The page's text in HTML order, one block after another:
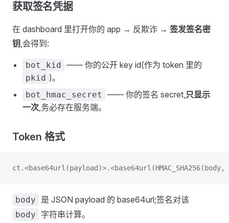
获取签名凭据
在 dashboard 里打开你的 app → 反欺诈 → 签发签名密
钥,会得到:
bot_kid —— 你的公开 key id(作为 token 里的
pkid )。
bot_hmac_secret —— 你的签名 secret,只显示
一次,务必存在服务端。
Token 格式
body 是 JSON payload 的 base64url;签名对该
body 字符串计算。